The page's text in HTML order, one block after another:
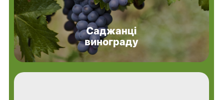
Саджанці
винограду